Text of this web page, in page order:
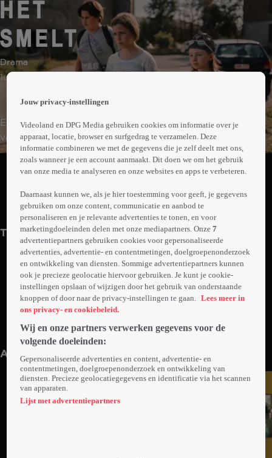
page
Drama
1uur46min
Eva worstelt met menselijke connectie. Ze is vervreemd
van haar ouders en voelt zich eenzaam. Een bericht op
social media brengt Eva terug naar de zomer waarin ze
13 was. Met twee oudere jongens speelde ze een spel
naar haar geboortedorp om de zomer die haar leven
voor altijd veranderde achter zich te laten.
Abonneren op Videoland
info
Trailers
Trailer: Het Smelt
Anderen kijken ook
Jouw privacy-instellingen
Videoland en DPG Media gebruiken cookies om informatie over je
apparaat, locatie, browser en surfgedrag te verzamelen. Deze
informatie combineren we met de gegevens die je zelf deelt met ons,
zoals wanneer je een account aanmaakt. Dit doen we om het gebruik
van onze media te analyseren en onze websites en apps te verbeteren.
Daarnaast kunnen we, als je hier toestemming voor geeft, je gegevens
gebruiken om onze content, communicatie en aanbod te
personaliseren en je relevante advertenties te tonen, en voor
marketingdoeleinden delen met onze mediapartners. Onze7
advertentiepartners gebruiken cookies voor gepersonaliseerde
advertenties, advertentie- en contentmetingen, doelgroepenonderzoek
en ontwikkeling van diensten. Sommige advertentiepartners kunnen
ook je precieze geolocatie hiervoor gebruiken. Je kunt je cookie-
instellingen opslaan of wijzigen door het gebruik van onderstaande
knoppen of door naar de privacy-instellingen te gaan.
Lees meer in
ons privacy- en cookiebeleid.
Wij en onze partners verwerken gegevens voor de
volgende doeleinden:
Gepersonaliseerde advertenties en content, advertentie- en
contentmetingen, doelgroepenonderzoek en ontwikkeling van
diensten. Precieze geolocatiegegevens en identificatie via het scannen
van apparaten.
Lijst met advertentiepartners